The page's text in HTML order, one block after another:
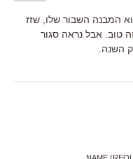
המבנה השבור שלו, שזז
טוב. אבל נראה סגור
השנה.